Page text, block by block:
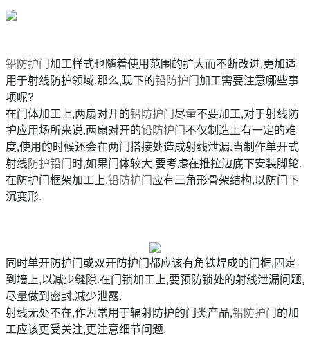
铅防护门加工样式也随着使用范围的扩大而不断改进,更加适
用于射线防护领域.那么,现下的铅防护门加工需要注意哪些事
项呢?
在门体加工上,两扇对开的铅防护门尽量不要加工,对于射线防
护应用场所来说,两扇对开的铅防护门不仅制造上有一定的难
度,使用的时候还会在两门搭接处造成射线泄漏.当制作单开式
射线防护铅门时,如果门体较大,要考虑在推拉边底下安装脚轮.
在防护门框架加工上,铅防护门应有三角形骨架结构,以防门下
沉变形.
同时单开防护门或双开防护门都应该有角铁焊成的门框,固定
到墙上,以减少缝隙.在门锁加工上,要预防锁处的射线泄漏问题,
尽量做到密封,减少泄露.
射线无处不在,作为常用于辐射防护的门类产品,铅防护门的加
工应该更受关注,更注意细节问题.